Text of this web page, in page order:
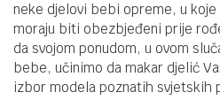
neke djelovi bebi opreme, u
moraju biti obezbjeđeni prije
da svojom ponudom, u ovom
bebe, učinimo da makar djelić
izbor modela poznatih svjetskih